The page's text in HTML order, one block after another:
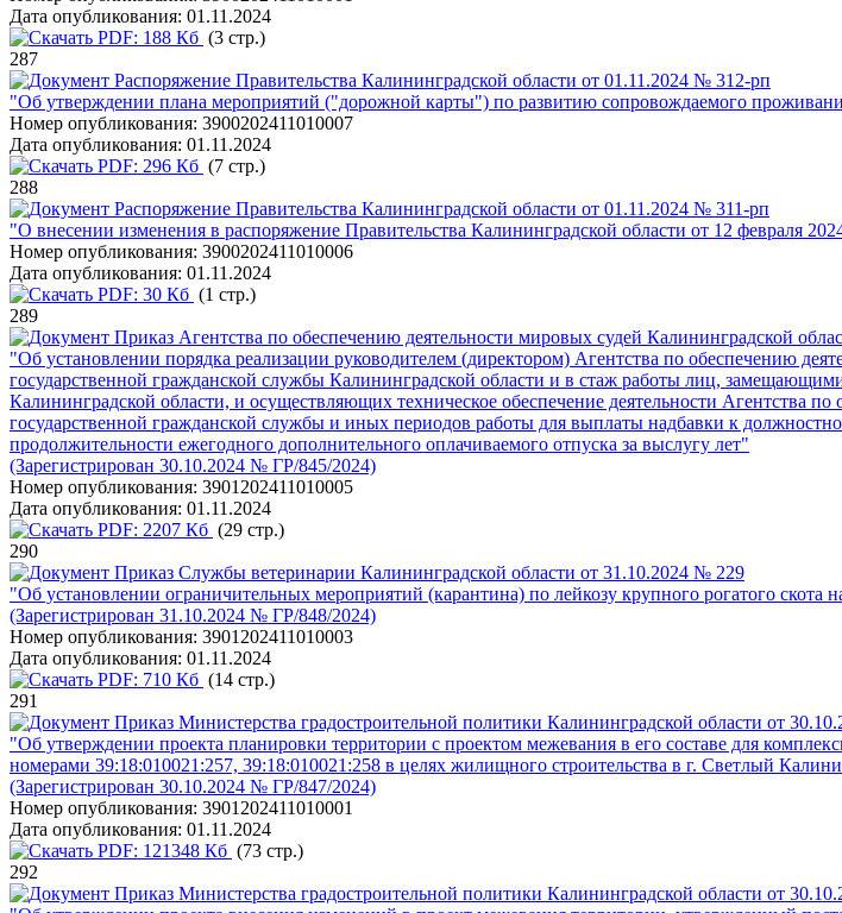
Дата опубликования: 01.11.2024
PDF: 188 Кб (3 стр.)
287
Распоряжение Правительства Калининградской области от 01.11.2024 № 312-рп
"Об утверждении плана мероприятий ("дорожной карты") по развитию сопровождаемого
Номер опубликования: 3900202411010007
Дата опубликования: 01.11.2024
PDF: 296 Кб (7 стр.)
288
Распоряжение Правительства Калининградской области от 01.11.2024 № 311-рп
"О внесении изменения в распоряжение Правительства Калининградской области от 12 февраля
Номер опубликования: 3900202411010006
Дата опубликования: 01.11.2024
PDF: 30 Кб (1 стр.)
289
Приказ Агентства по обеспечению деятельности мировых судей Калининградской
"Об установлении порядка реализации руководителем (директором) Агентства по обеспечению
государственной гражданской службы Калининградской области и в стаж работы лиц,
Калининградской области, и осуществляющих техническое обеспечение деятельности Агентства
государственной гражданской службы и иных периодов работы для выплаты надбавки к
продолжительности ежегодного дополнительного оплачиваемого отпуска за выслугу лет"
(Зарегистрирован 30.10.2024 № ГР/845/2024)
Номер опубликования: 3901202411010005
Дата опубликования: 01.11.2024
PDF: 2207 Кб (29 стр.)
290
Приказ Службы ветеринарии Калининградской области от 31.10.2024 № 229
"Об установлении ограничительных мероприятий (карантина) по лейкозу крупного рогатого скота
(Зарегистрирован 31.10.2024 № ГР/848/2024)
Номер опубликования: 3901202411010003
Дата опубликования: 01.11.2024
PDF: 710 Кб (14 стр.)
291
Приказ Министерства градостроительной политики Калининградской области от
"Об утверждении проекта планировки территории с проектом межевания в его составе для
номерами 39:18:010021:257, 39:18:010021:258 в целях жилищного строительства в г. Светлый
(Зарегистрирован 30.10.2024 № ГР/847/2024)
Номер опубликования: 3901202411010001
Дата опубликования: 01.11.2024
PDF: 121348 Кб (73 стр.)
292
Приказ Министерства градостроительной политики Калининградской области от